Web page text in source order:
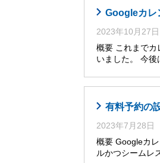
Googleカレ
2023年10月27日
概要 これまでカ
いました。 今
有料予約の
2023年7月28日
概要 Googleカ
ルかつシームレ